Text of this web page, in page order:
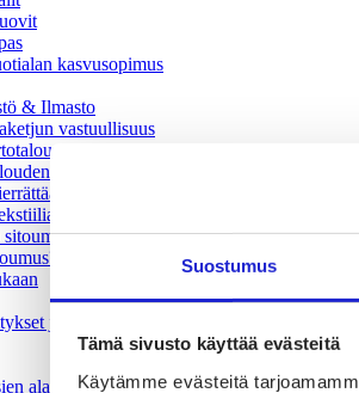
Suostumus
Tämä sivusto käyttää evästeitä
Käytämme evästeitä
kasvusopimus
& Ilmasto
vastuullisuus
termit tutuiksi
vanhat vaatteet ja kodintekstiilit?
2035 -sitoumus
ja raportit
ala – lue vaikuttamis­viestimme